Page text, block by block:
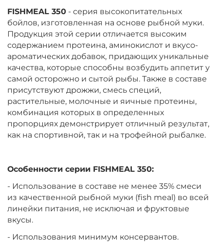
FISHMEAL 350 - серия высокопитательных
бойлов, изготовленная на основе рыбной муки.
Продукция этой серии отличается высоким
содержанием протеина, аминокислот и вкусо-
ароматических добавок, придающих уникальные
качества, которые способны возбудить аппетит у
самой осторожно и сытой рыбы. Также в составе
присутствуют дрожжи, смесь специй,
растительные, молочные и яичные протеины,
комбинация которых в определенных
пропорциях демонстрирует отличный результат,
как на спортивной, так и на трофейной рыбалке.
Особенности серии FISHMEAL 350:
- Использование в составе не менее 35% смеси
из качественной рыбной муки (fish meal) во всей
линейки питания, не исключая и фруктовые
вкусы.
- Использования минимум консервантов.